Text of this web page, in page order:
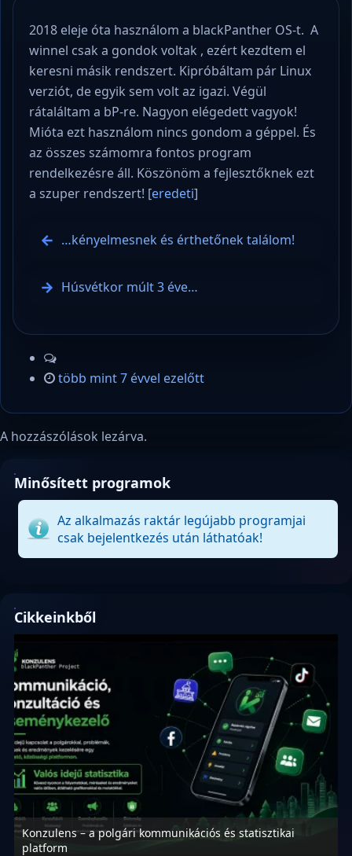
2018 eleje óta használom a blackPanther OS-t. A
winnel csak a gondok voltak , ezért kezdtem el
keresni másik rendszert. Kipróbáltam pár Linux
verziót, de egyik sem volt az igazi. Végül
rátaláltam a bP-re. Nagyon elégedett vagyok!
Mióta ezt használom nincs gondom a géppel. És
az összes számomra fontos program
rendelkezésre áll. Köszönöm a fejlesztőknek ezt
a szuper rendszert! [eredeti]
…kényelmesnek és érthetőnek találom!
Húsvétkor múlt 3 éve…
több mint 7 évvel ezelőtt
A hozzászólások lezárva.
Minősített programok
Az alkalmazás raktár legújabb programjai
csak bejelentkezés után láthatóak!
Cikkeinkből
Konzulens – a polgári kommunikációs és statisztikai
platform